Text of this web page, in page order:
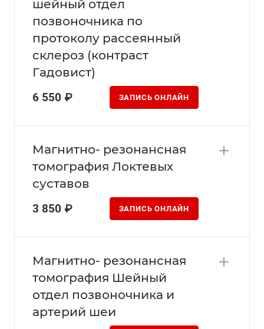
шейный отдел
позвоночника по
протоколу рассеянный
склероз (контраст
Гадовист)
6 550 ₽ ЗАПИСЬ ОНЛАЙН
Магнитно- резонансная
томография Локтевых
суставов
3 850 ₽ ЗАПИСЬ ОНЛАЙН
Магнитно- резонансная
томография Шейный
отдел позвоночника и
артерий шеи